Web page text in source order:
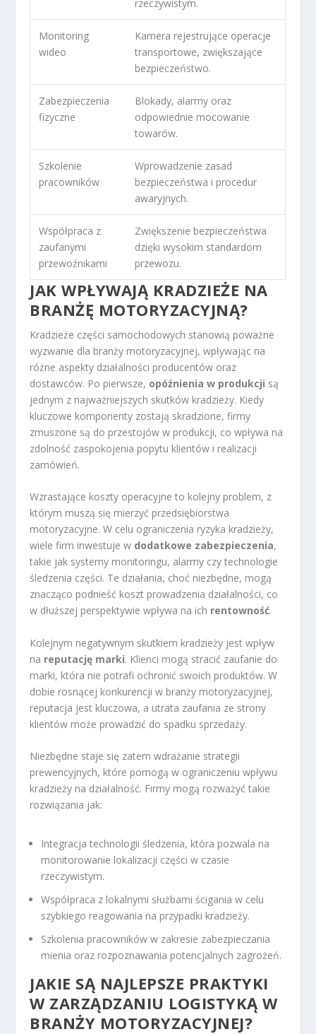
rzeczywistym.
Monitoring
wideo
Kamera rejestrujące operacje
transportowe, zwiększające
bezpieczeństwo.
Zabezpieczenia
fizyczne
Blokady, alarmy oraz
odpowiednie mocowanie
towarów.
Szkolenie
pracowników
Wprowadzenie zasad
bezpieczeństwa i procedur
awaryjnych.
Współpraca z
zaufanymi
przewoźnikami
Zwiększenie bezpieczeństwa
dzięki wysokim standardom
przewozu.
JAK WPŁYWAJĄ KRADZIEŻE NA
BRANŻĘ MOTORYZACYJNĄ?
Kradzieże części samochodowych stanowią poważne
wyzwanie dla branży motoryzacyjnej, wpływając na
różne aspekty działalności producentów oraz
dostawców. Po pierwsze, opóźnienia w produkcji są
jednym z najważniejszych skutków kradzieży. Kiedy
kluczowe komponenty zostają skradzione, firmy
zmuszone są do przestojów w produkcji, co wpływa na
zdolność zaspokojenia popytu klientów i realizacji
zamówień.
Wzrastające koszty operacyjne to kolejny problem, z
którym muszą się mierzyć przedsiębiorstwa
motoryzacyjne. W celu ograniczenia ryzyka kradzieży,
wiele firm inwestuje w dodatkowe zabezpieczenia,
takie jak systemy monitoringu, alarmy czy technologie
śledzenia części. Te działania, choć niezbędne, mogą
znacząco podnieść koszt prowadzenia działalności, co
w dłuższej perspektywie wpływa na ich rentowność.
Kolejnym negatywnym skutkiem kradzieży jest wpływ
na reputację marki. Klienci mogą stracić zaufanie do
marki, która nie potrafi ochronić swoich produktów. W
dobie rosnącej konkurencji w branży motoryzacyjnej,
reputacja jest kluczowa, a utrata zaufania ze strony
klientów może prowadzić do spadku sprzedaży.
Niezbędne staje się zatem wdrażanie strategii
prewencyjnych, które pomogą w ograniczeniu wpływu
kradzieży na działalność. Firmy mogą rozważyć takie
rozwiązania jak:
Integracja technologii śledzenia, która pozwala na
monitorowanie lokalizacji części w czasie
rzeczywistym.
Współpraca z lokalnymi służbami ścigania w celu
szybkiego reagowania na przypadki kradzieży.
Szkolenia pracowników w zakresie zabezpieczania
mienia oraz rozpoznawania potencjalnych zagrożeń.
JAKIE SĄ NAJLEPSZE PRAKTYKI
W ZARZĄDZANIU LOGISTYKĄ W
BRANŻY MOTORYZACYJNEJ?